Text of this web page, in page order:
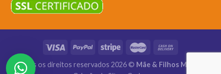
Todos os direitos reservados 2026 © Mãe & Filhos Móveis